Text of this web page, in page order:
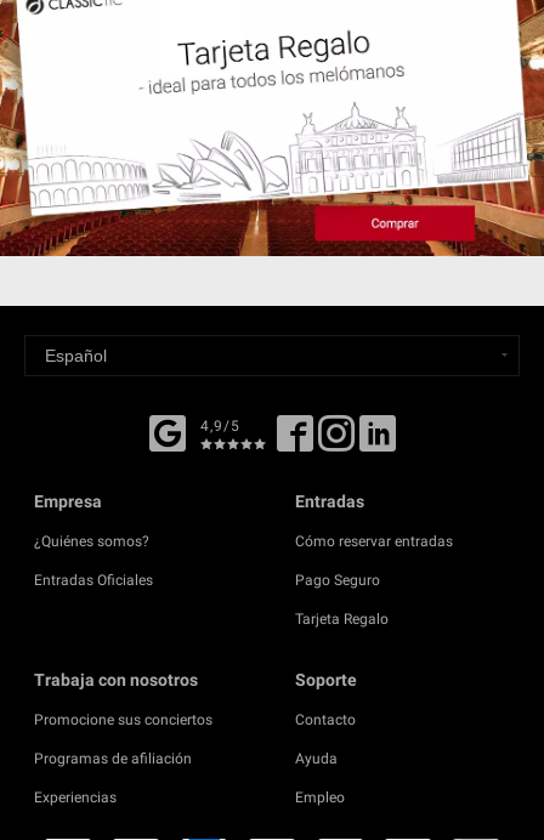
4,9/5
Empresa
¿Quiénes somos?
Entradas Oficiales
Entradas
Cómo reservar entradas
Pago Seguro
Tarjeta Regalo
Trabaja con nosotros
Promocione sus conciertos
Programas de afiliación
Experiencias
Soporte
Contacto
Ayuda
Empleo